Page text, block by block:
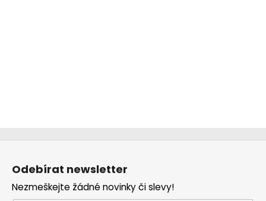
Z
Odebírat newsletter
Nezmeškejte žádné novinky či slevy!